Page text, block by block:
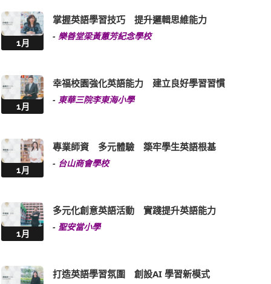
1月
掌握英語學習技巧 提升邏輯思維能力
- 樂善堂梁黃蕙芳紀念學校
1月
幸福校園強化英語能力 建立良好學習習慣
- 東華三院李東海小學
1月
專業師資 多元體驗 築牢學生英語根基
- 台山商會學校
1月
多元化創意英語活動 實踐提升英語能力
- 聖安當小學
打造英語學習氛圍 創設AI 學習新模式